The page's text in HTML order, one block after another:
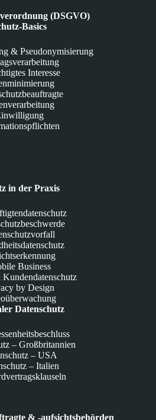
(DSGVO)
Basics
& Pseudonymisierung
Interesse
in der Praxis
Business
by Design
Datenschutz
– Großbritannien
– USA
– Italien
& -aufsichtsbehörden